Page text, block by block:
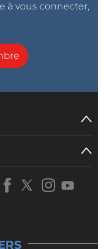
à vous connecter,